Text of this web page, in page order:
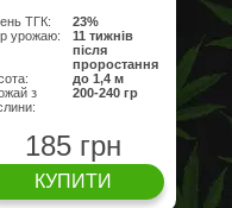
ТГК:
23%
урожаю:
11 тижнів
після
проростання
до 1,4 м
з
200-240 гр
185 грн
КУПИТИ